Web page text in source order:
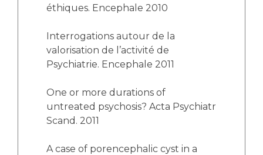
éthiques. Encephale 2010
Interrogations autour de la
valorisation de l’activité de
Psychiatrie. Encephale 2011
One or more durations of
untreated psychosis? Acta Psychiatr
Scand. 2011
A case of porencephalic cyst in a